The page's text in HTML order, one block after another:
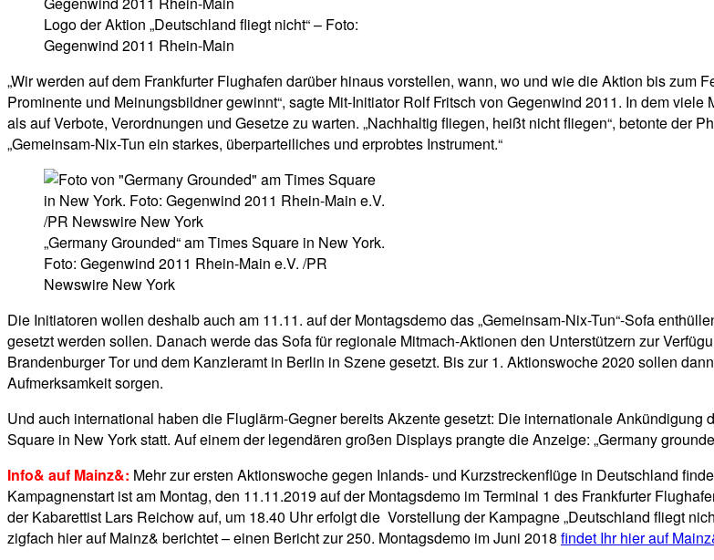
Logo der Aktion „Deutschland fliegt nicht“ – Foto:
Gegenwind 2011 Rhein-Main
„Wir werden auf dem Frankfurter Flughafen darüber hinaus vorstellen, wann, wo und wie die Aktion bis
Prominente und Meinungsbildner gewinnt“, sagte Mit-Initiator Rolf Fritsch von Gegenwind 2011. In dem
als auf Verbote, Verordnungen und Gesetze zu warten. „Nachhaltig fliegen, heißt nicht fliegen“, betonte der
„Gemeinsam-Nix-Tun ein starkes, überparteiliches und erprobtes Instrument.“
„Germany Grounded“ am Times Square in New York.
Foto: Gegenwind 2011 Rhein-Main e.V. /PR
Newswire New York
Die Initiatoren wollen deshalb auch am 11.11. auf der Montagsdemo das „Gemeinsam-Nix-Tun“-Sofa
gesetzt werden sollen. Danach werde das Sofa für regionale Mitmach-Aktionen den Unterstützern zur
Brandenburger Tor und dem Kanzleramt in Berlin in Szene gesetzt. Bis zur 1. Aktionswoche 2020 sollen
Aufmerksamkeit sorgen.
Und auch international haben die Fluglärm-Gegner bereits Akzente gesetzt: Die internationale Ankündigung
Square in New York statt. Auf einem der legendären großen Displays prangte die Anzeige: „Germany
Info& auf Mainz&: Mehr zur ersten Aktionswoche gegen Inlands- und Kurzstreckenflüge in Deutschland
Kampagnenstart ist am Montag, den 11.11.2019 auf der Montagsdemo im Terminal 1 des Frankfurter
der Kabarettist Lars Reichow auf, um 18.40 Uhr erfolgt die Vorstellung der Kampagne „Deutschland fliegt
zigfach hier auf Mainz& berichtet – einen Bericht zur 250. Montagsdemo im Juni 2018 findet Ihr hier auf